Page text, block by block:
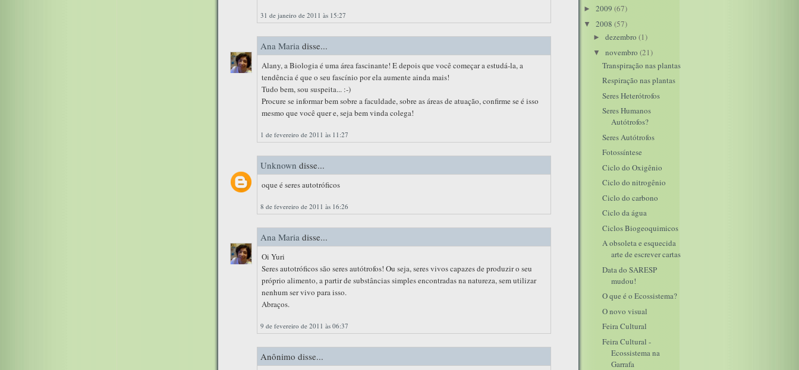
31 de janeiro de 2011 às 15:27
Ana Maria disse...
Alany, a Biologia é uma área fascinante! E depois que você começar a estudá-la, a
tendência é que o seu fascínio por ela aumente ainda mais!
Tudo bem, sou suspeita... :-)
Procure se informar bem sobre a faculdade, sobre as áreas de atuação, confirme se é isso
mesmo que você quer e, seja bem vinda colega!
1 de fevereiro de 2011 às 11:27
Unknown disse...
oque é seres autotróficos
8 de fevereiro de 2011 às 16:26
Ana Maria disse...
Oi Yuri
Seres autotróficos são seres autótrofos! Ou seja, seres vivos capazes de produzir o seu
próprio alimento, a partir de substâncias simples encontradas na natureza, sem utilizar
nenhum ser vivo para isso.
Abraços.
9 de fevereiro de 2011 às 06:37
Anônimo disse...
► 2009 (67)
▼ 2008 (57)
► dezembro (1)
▼ novembro (21)
Transpiração nas plantas
Respiração nas plantas
Seres Heterótrofos
Seres Humanos
Autótrofos?
Seres Autótrofos
Fotossíntese
Ciclo do Oxigênio
Ciclo do nitrogênio
Ciclo do carbono
Ciclo da água
Ciclos Biogeoquimicos
A obsoleta e esquecida
arte de escrever cartas
Data do SARESP
mudou!
O que é o Ecossistema?
O novo visual
Feira Cultural
Feira Cultural -
Ecossistema na
Garrafa